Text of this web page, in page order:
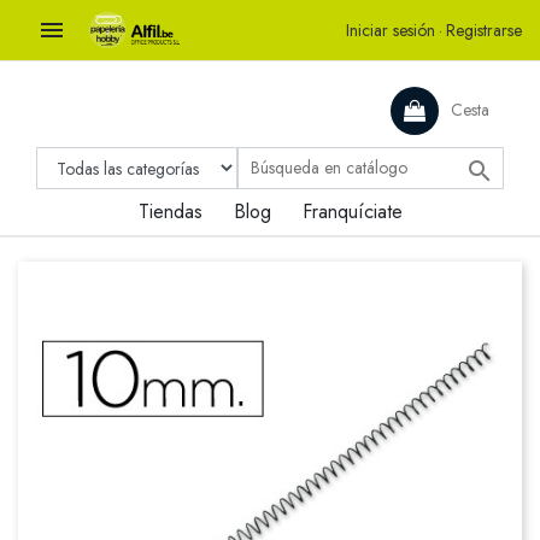
 Iniciar sesión · Registrarse
Cesta

Tiendas Blog Franquíciate